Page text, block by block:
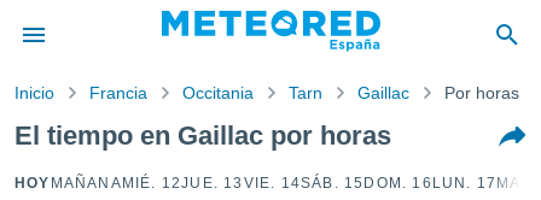
por
para
que se
Inicio Francia Occitania Tarn Gaillac Por horas
El tiempo en Gaillac por horas
HOY MAÑANA MIÉ. 12JUE. 13 VIE. 14SÁB. 15 DOM. 16 LUN. 17